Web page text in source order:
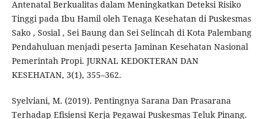
Antenatal Berkualitas dalam Meningkatkan Deteksi Risiko
Tinggi pada Ibu Hamil oleh Tenaga Kesehatan di Puskesmas
Sako , Sosial , Sei Baung dan Sei Selincah di Kota Palembang
Pendahuluan menjadi peserta Jaminan Kesehatan Nasional
Pemerintah Propi. JURNAL KEDOKTERAN DAN
KESEHATAN, 3(1), 355–362.
Syelviani, M. (2019). Pentingnya Sarana Dan Prasarana
Terhadap Efisiensi Kerja Pegawai Puskesmas Teluk Pinang.